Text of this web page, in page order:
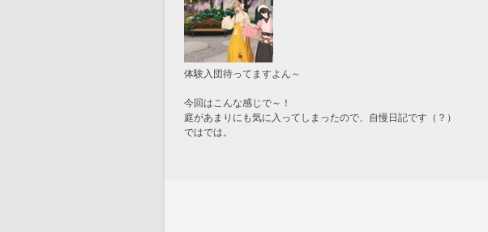
体験入団待ってますよん～
今回はこんな感じで～！
庭があまりにも気に入ってしまったので、自慢日記です（？）
ではでは。